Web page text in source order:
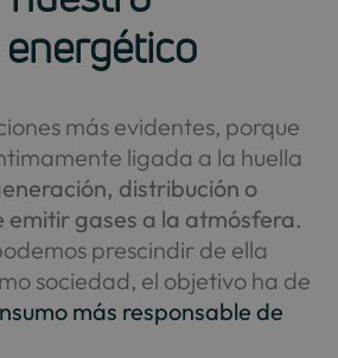
más evidentes, porque
ligada a la huella
distribución o
emitir gases a la atmósfera.
prescindir de ella
sociedad, el objetivo ha de
más responsable de